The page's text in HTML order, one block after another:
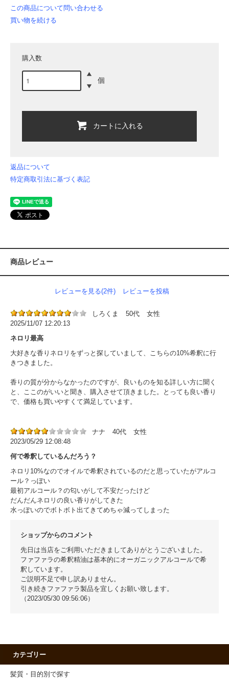
この商品について問い合わせる
買い物を続ける
購入数
個
カートに入れる
返品について
特定商取引法に基づく表記
商品レビュー
レビューを見る(2件) レビューを投稿
しろくま 50代
女性
2025/11/07 12:20:13
ネロリ最高
大好きな香りネロリをずっと探していまして、こちらの10%希釈に行
きつきました。
香りの質が分からなかったのですが、良いものを知る詳しい方に聞く
と、ここのがいいと聞き、購入させて頂きました。とっても良い香り
で、価格も買いやすくて満足しています。
ナナ 40代
女性
2023/05/29 12:08:48
何で希釈しているんだろう？
ネロリ10%なのでオイルで希釈されているのだと思っていたがアルコ
ール？っぽい
最初アルコール？の匂いがして不安だったけど
だんだんネロリの良い香りがしてきた
水っぽいのでボトボト出てきてめちゃ減ってしまった
ショップからのコメント
先日は当店をご利用いただきましてありがとうございました。
ファファラの希釈精油は基本的にオーガニックアルコールで希
釈しています。
ご説明不足で申し訳ありません。
引き続きファファラ製品を宜しくお願い致します。
（2023/05/30 09:56:06）
カテゴリー
髪質・目的別で探す